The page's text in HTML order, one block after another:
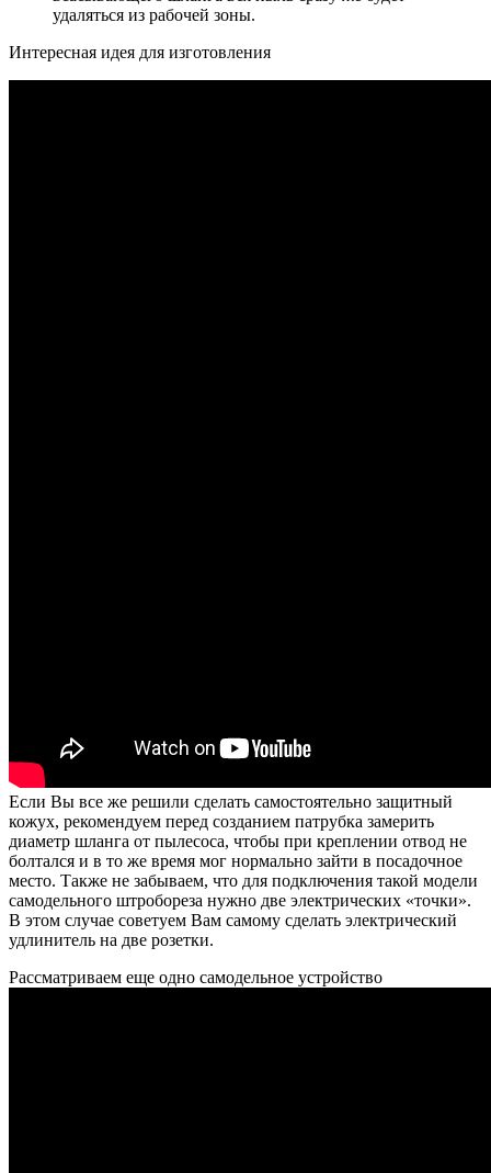
удаляться из рабочей зоны.
Интересная идея для изготовления
Если Вы все же решили сделать самостоятельно защитный
кожух, рекомендуем перед созданием патрубка замерить
диаметр шланга от пылесоса, чтобы при креплении отвод не
болтался и в то же время мог нормально зайти в посадочное
место. Также не забываем, что для подключения такой модели
самодельного штробореза нужно две электрических «точки».
В этом случае советуем Вам самому сделать электрический
удлинитель на две розетки.
Рассматриваем еще одно самодельное устройство